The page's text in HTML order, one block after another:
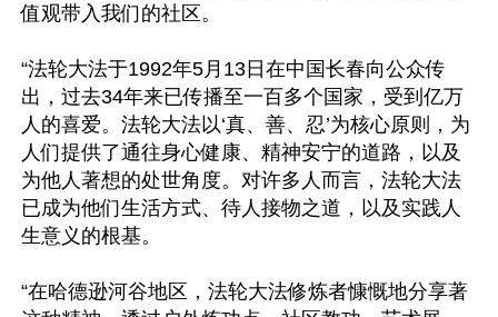
值观带入我们的社区。
“法轮大法于1992年5月13日在中国长春向公众传
出，过去34年来已传播至一百多个国家，受到亿万
人的喜爱。法轮大法以‘真、善、忍’为核心原则，为
人们提供了通往身心健康、精神安宁的道路，以及
为他人著想的处世角度。对许多人而言，法轮大法
已成为他们生活方式、待人接物之道，以及实践人
生意义的根基。
“在哈德逊河谷地区，法轮大法修炼者慷慨地分享著